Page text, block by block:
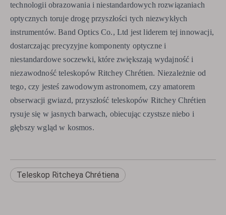
technologii obrazowania i niestandardowych rozwiązaniach
optycznych toruje drogę przyszłości tych niezwykłych
instrumentów. Band Optics Co., Ltd jest liderem tej innowacji,
dostarczając precyzyjne komponenty optyczne i
niestandardowe soczewki, które zwiększają wydajność i
niezawodność teleskopów Ritchey Chrétien. Niezależnie od
tego, czy jesteś zawodowym astronomem, czy amatorem
obserwacji gwiazd, przyszłość teleskopów Ritchey Chrétien
rysuje się w jasnych barwach, obiecując czystsze niebo i
głębszy wgląd w kosmos.
Teleskop Ritcheya Chrétiena